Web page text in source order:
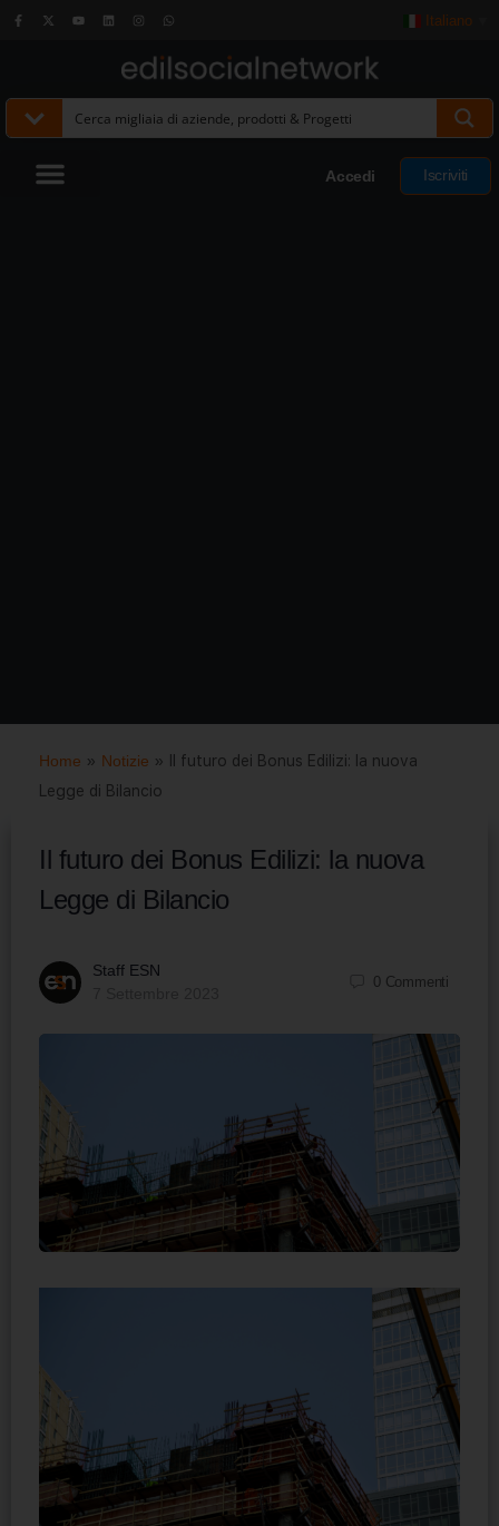
Italiano
Accedi Iscriviti
Home » Notizie »
Il futuro dei Bonus Edilizi: la nuova
Legge di Bilancio
Il futuro dei Bonus Edilizi: la nuova
Legge di Bilancio
Staff ESN
0 Commenti